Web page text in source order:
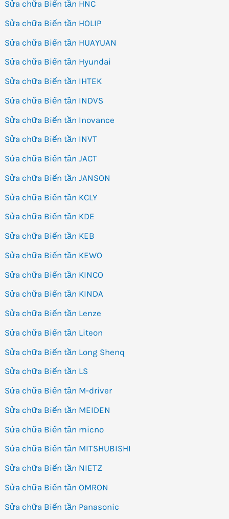
Sửa chữa Biến tần HNC
Sửa chữa Biến tần HOLIP
Sửa chữa Biến tần HUAYUAN
Sửa chữa Biến tần Hyundai
Sửa chữa Biến tần IHTEK
Sửa chữa Biến tần INDVS
Sửa chữa Biến tần Inovance
Sửa chữa Biến tần INVT
Sửa chữa Biến tần JACT
Sửa chữa Biến tần JANSON
Sửa chữa Biến tần KCLY
Sửa chữa Biến tần KDE
Sửa chữa Biến tần KEB
Sửa chữa Biến tần KEWO
Sửa chữa Biến tần KINCO
Sửa chữa Biến tần KINDA
Sửa chữa Biến tần Lenze
Sửa chữa Biến tần Liteon
Sửa chữa Biến tần Long Shenq
Sửa chữa Biến tần LS
Sửa chữa Biến tần M-driver
Sửa chữa Biến tần MEIDEN
Sửa chữa Biến tần micno
Sửa chữa Biến tần MITSHUBISHI
Sửa chữa Biến tần NIETZ
Sửa chữa Biến tần OMRON
Sửa chữa Biến tần Panasonic